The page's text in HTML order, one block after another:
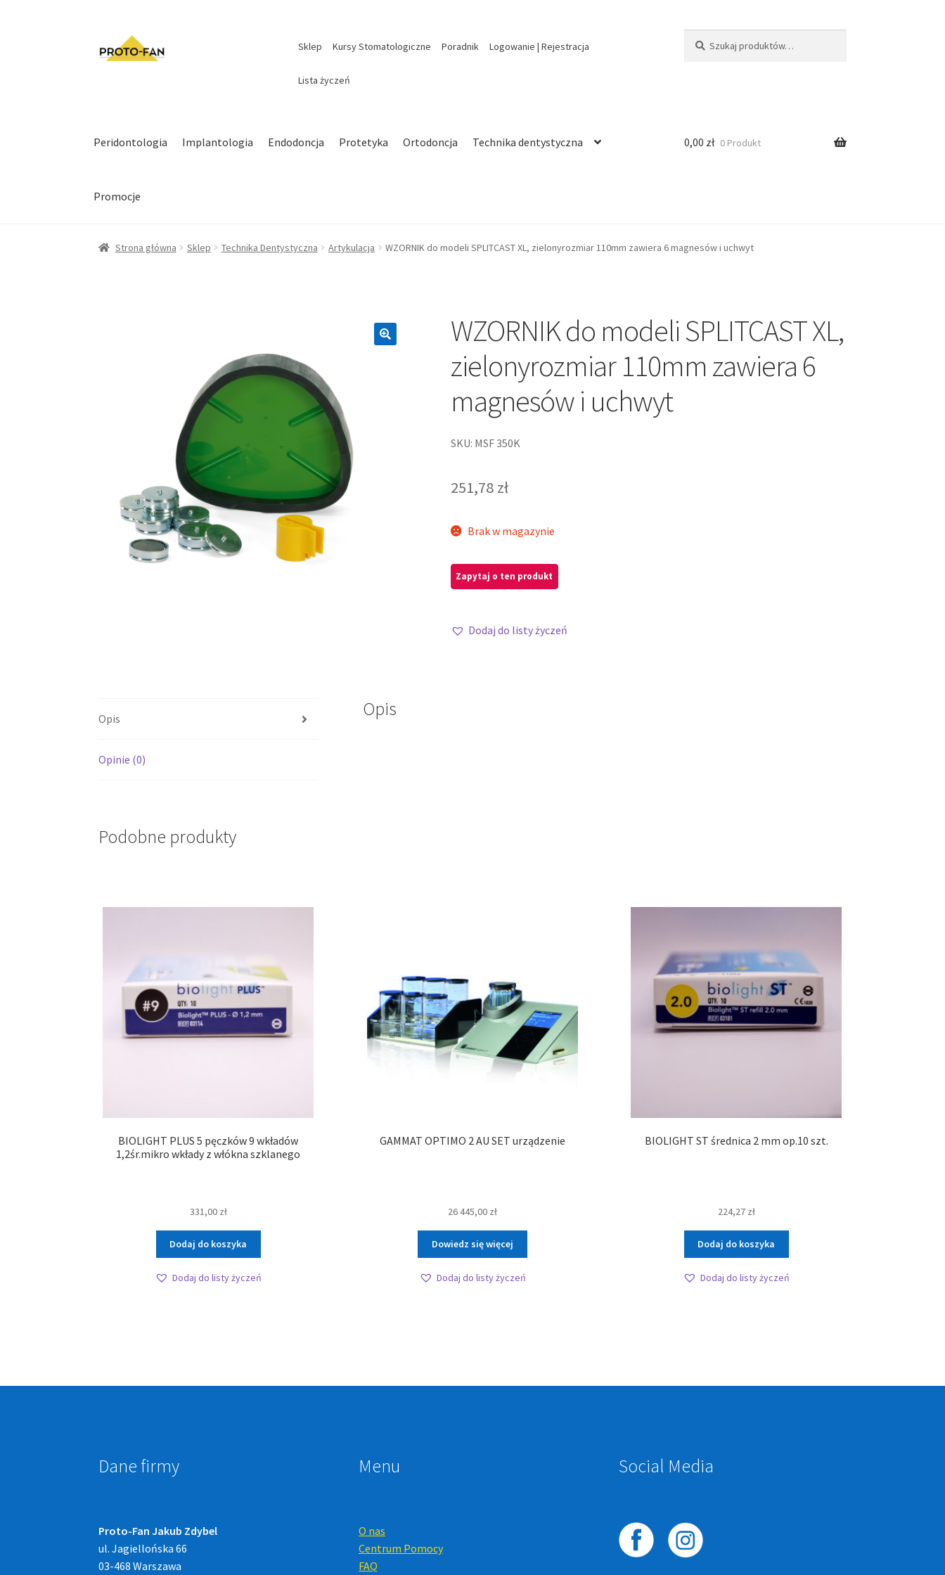
Sklep Kursy Stomatologiczne Poradnik Logowanie | Rejestracja
Lista życzeń
Peridontologia Implantologia Endodoncja Protetyka Ortodoncja Technika dentystyczna
Promocje
0,00 zł 0 Produkt
Strona główna Sklep Technika Dentystyczna Artykulacja WZORNIK do modeli SPLITCAST XL, zielonyrozmiar 110mm zawiera 6 magnesów i uchwyt
WZORNIK do modeli SPLITCAST XL,
zielonyrozmiar 110mm zawiera 6
magnesów i uchwyt
SKU: MSF 350K
251,78 zł
Brak w magazynie
Dodaj do listy życzeń
Opis
Opinie (0)
Opis
Podobne produkty
BIOLIGHT PLUS 5 pęczków 9 wkładów
1,2śr.mikro wkłady z włókna szklanego
331,00 zł
Dodaj do koszyka
Dodaj do listy życzeń
GAMMAT OPTIMO 2 AU SET urządzenie
26 445,00 zł
Dowiedz się więcej
Dodaj do listy życzeń
BIOLIGHT ST średnica 2 mm op.10 szt.
224,27 zł
Dodaj do koszyka
Dodaj do listy życzeń
Dane firmy
Proto-Fan Jakub Zdybel
ul. Jagiellońska 66
03-468 Warszawa
Menu
O nas
Centrum Pomocy
FAQ
Social Media